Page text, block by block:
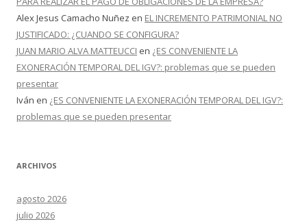
Alex Jesus Camacho Nuñez en EL INCREMENTO PATRIMONIAL NO
JUSTIFICADO: ¿CUANDO SE CONFIGURA?
JUAN MARIO ALVA MATTEUCCI en ¿ES CONVENIENTE LA
EXONERACIÓN TEMPORAL DEL IGV?: problemas que se pueden
presentar
Iván en ¿ES CONVENIENTE LA EXONERACIÓN TEMPORAL DEL IGV?:
problemas que se pueden presentar
ARCHIVOS
agosto 2026
julio 2026